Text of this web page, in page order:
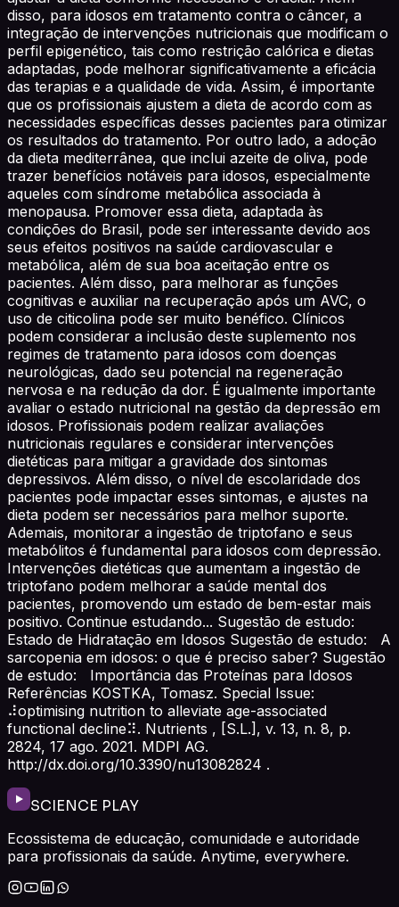
disso, para idosos em tratamento contra o câncer, a
integração de intervenções nutricionais que modificam o
perfil epigenético, tais como restrição calórica e dietas
adaptadas, pode melhorar significativamente a eficácia
das terapias e a qualidade de vida. Assim, é importante
que os profissionais ajustem a dieta de acordo com as
necessidades específicas desses pacientes para otimizar
os resultados do tratamento. Por outro lado, a adoção
da dieta mediterrânea, que inclui azeite de oliva, pode
trazer benefícios notáveis para idosos, especialmente
aqueles com síndrome metabólica associada à
menopausa. Promover essa dieta, adaptada às
condições do Brasil, pode ser interessante devido aos
seus efeitos positivos na saúde cardiovascular e
metabólica, além de sua boa aceitação entre os
pacientes. Além disso, para melhorar as funções
cognitivas e auxiliar na recuperação após um AVC, o
uso de citicolina pode ser muito benéfico. Clínicos
podem considerar a inclusão deste suplemento nos
regimes de tratamento para idosos com doenças
neurológicas, dado seu potencial na regeneração
nervosa e na redução da dor. É igualmente importante
avaliar o estado nutricional na gestão da depressão em
idosos. Profissionais podem realizar avaliações
nutricionais regulares e considerar intervenções
dietéticas para mitigar a gravidade dos sintomas
depressivos. Além disso, o nível de escolaridade dos
pacientes pode impactar esses sintomas, e ajustes na
dieta podem ser necessários para melhor suporte.
Ademais, monitorar a ingestão de triptofano e seus
metabólitos é fundamental para idosos com depressão.
Intervenções dietéticas que aumentam a ingestão de
triptofano podem melhorar a saúde mental dos
pacientes, promovendo um estado de bem-estar mais
positivo. Continue estudando... Sugestão de estudo:
Estado de Hidratação em Idosos Sugestão de estudo: A
sarcopenia em idosos: o que é preciso saber? Sugestão
de estudo: Importância das Proteínas para Idosos
Referências KOSTKA, Tomasz. Special Issue:
⠼optimising nutrition to alleviate age-associated
functional decline⠽. Nutrients , [S.L.], v. 13, n. 8, p.
2824, 17 ago. 2021. MDPI AG.
http://dx.doi.org/10.3390/nu13082824 .
SCIENCE PLAY
Ecossistema de educação, comunidade e autoridade
para profissionais da saúde. Anytime, everywhere.